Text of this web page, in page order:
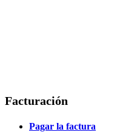
Facturación
Pagar la factura